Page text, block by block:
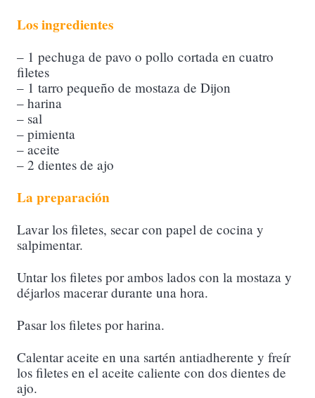
Los ingredientes
– 1 pechuga de pavo o pollo cortada en cuatro
filetes
– 1 tarro pequeño de mostaza de Dijon
– harina
– sal
– pimienta
– aceite
– 2 dientes de ajo
La preparación
Lavar los filetes, secar con papel de cocina y
salpimentar.
Untar los filetes por ambos lados con la mostaza y
déjarlos macerar durante una hora.
Pasar los filetes por harina.
Calentar aceite en una sartén antiadherente y freír
los filetes en el aceite caliente con dos dientes de
ajo.